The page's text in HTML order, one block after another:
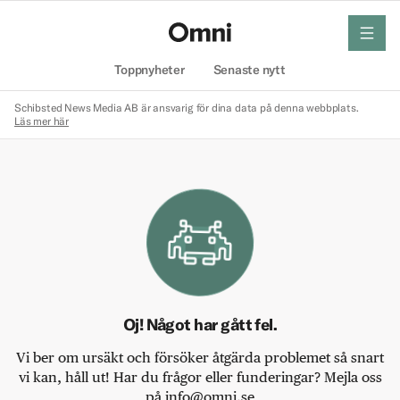
Toppnyheter Senaste nytt
meny
Schibsted News Media AB är ansvarig för dina data på denna webbplats.
Läs mer här
Oj! Något har gått fel.
Vi ber om ursäkt och försöker åtgärda problemet så snart
vi kan, håll ut! Har du frågor eller funderingar? Mejla oss